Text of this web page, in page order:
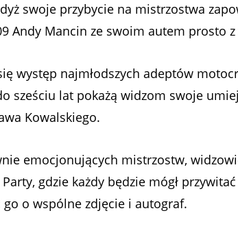
swoje przybycie na mistrzostwa
Andy Mancin ze swoim autem prosto z
występ najmłodszych adeptów
sześciu lat pokażą widzom swoje
Kowalskiego.
emocjonujących mistrzostw,
gdzie każdy będzie mógł
o wspólne zdjęcie i autograf.